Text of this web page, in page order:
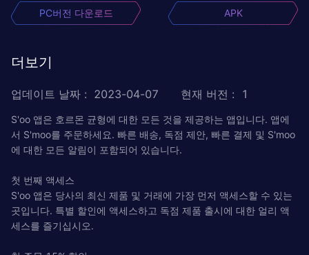
PC버전 다운로드 APK
더보기
업데이트 날짜 : 2023-04-07 현재 버전 : 1
S'oo 앱은 호르몬 균형에 대한 모든 것을 제공하는 앱입니다. 앱에
서 S'moo를 주문하세요. 빠른 배송, 독점 제안, 빠른 결제 및 S'moo
에 대한 모든 알림이 포함되어 있습니다.
첫 번째 액세스
S'oo 앱은 당사의 최신 제품 및 거래에 가장 먼저 액세스할 수 있는
곳입니다. 특별 할인에 액세스하고 독점 제품 출시에 대한 얼리 액
세스를 즐기십시오.